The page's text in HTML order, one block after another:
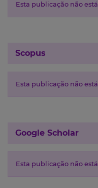
Esta publicação não
Scopus
Esta publicação não
Google Scholar
Esta publicação não